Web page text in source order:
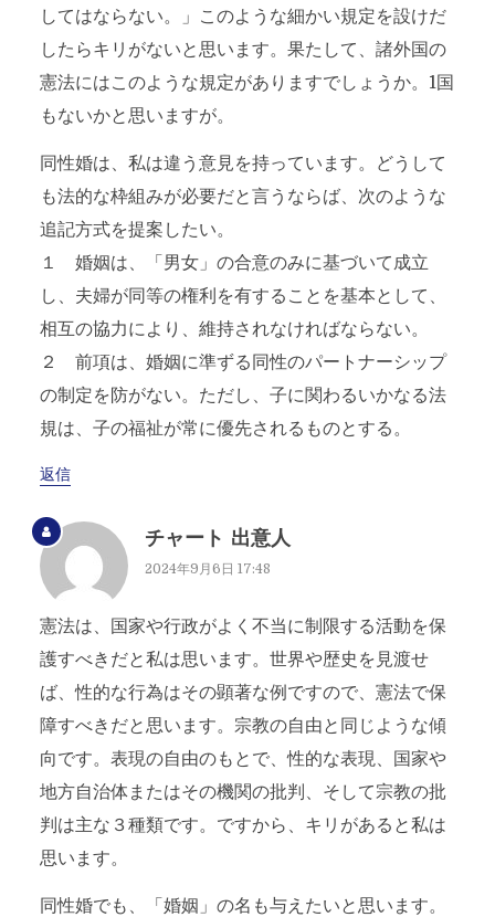
してはならない。」このような細かい規定を設けだ
したらキリがないと思います。果たして、諸外国の
憲法にはこのような規定がありますでしょうか。1国
もないかと思いますが。
同性婚は、私は違う意見を持っています。どうして
も法的な枠組みが必要だと言うならば、次のような
追記方式を提案したい。
１ 婚姻は、「男女」の合意のみに基づいて成立
し、夫婦が同等の権利を有することを基本として、
相互の協力により、維持されなければならない。
２ 前項は、婚姻に準ずる同性のパートナーシップ
の制定を防がない。ただし、子に関わるいかなる法
規は、子の福祉が常に優先されるものとする。
返信
チャート 出意人
2024年9月6日 17:48
憲法は、国家や行政がよく不当に制限する活動を保
護すべきだと私は思います。世界や歴史を見渡せ
ば、性的な行為はその顕著な例ですので、憲法で保
障すべきだと思います。宗教の自由と同じような傾
向です。表現の自由のもとで、性的な表現、国家や
地方自治体またはその機関の批判、そして宗教の批
判は主な３種類です。ですから、キリがあると私は
思います。
同性婚でも、「婚姻」の名も与えたいと思います。